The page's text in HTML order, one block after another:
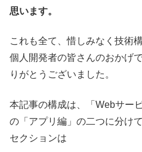
思います。
これも全て、惜しみなく技術
個人開発者の皆さんのおかげ
りがとうございました。
本記事の構成は、「Webサー
の「アプリ編」の二つに分け
セクションは